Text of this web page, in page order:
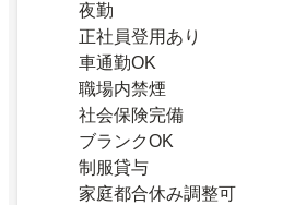
夜勤
正社員登用あり
車通勤OK
職場内禁煙
社会保険完備
ブランクOK
制服貸与
家庭都合休み調整可